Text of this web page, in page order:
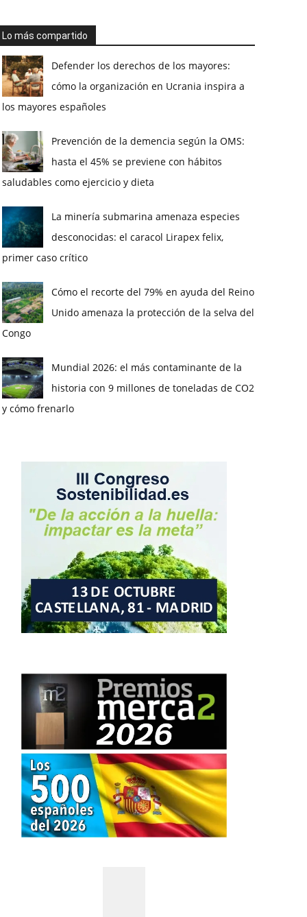
Lo más compartido
Defender los derechos de los mayores:
cómo la organización en Ucrania inspira a
los mayores españoles
Prevención de la demencia según la OMS:
hasta el 45% se previene con hábitos
saludables como ejercicio y dieta
La minería submarina amenaza especies
desconocidas: el caracol Lirapex felix,
primer caso crítico
Cómo el recorte del 79% en ayuda del Reino
Unido amenaza la protección de la selva del
Congo
Mundial 2026: el más contaminante de la
historia con 9 millones de toneladas de CO2
y cómo frenarlo